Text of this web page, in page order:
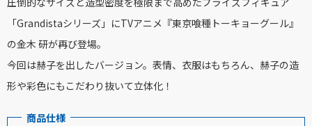
「Grandistaシリーズ」にTVアニメ『東京喰種トーキョーグール』
の金木 研が再び登場。
今回は赫子を出したバージョン。表情、衣服はもちろん、赫子の造
形や彩色にもこだわり抜いて立体化！
商品仕様